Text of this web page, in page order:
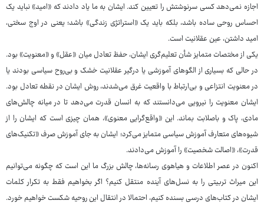
اجازه نمی‌دهد کسی سرنوشتش را تعیین کند. ایشان به ما یاد دادند که «امید» نباید یک
احساس روحی ساده باشد، بلکه باید یک «استراتژی زندگی» باشد؛ یعنی در اوج سختی،
امید داشتن، عین عقلانیت است.
یکی از مختصات متمایز شأن تعلیم‌گری ایشان، حفظ تعادل میان «عقل» و «معنویت» بود.
در حالی که بسیاری از الگوهای آموزشی یا درگیر عقلانیت خشک و بی‌روح سیاسی بودند یا
در معنویت انتزاعی و بی‌ارتباط با واقعیت غرق می‌شدند، روش ایشان در نقطه تعادل بود.
ایشان معنویت را نیرویی می‌دانستند که به انسان قدرت می‌دهد تا در میانه چالش‌های
مادی، پاک و باصلابت بماند. این «واقع‌گرایی معنوی»، همان چیزی است که ایشان را از
شیوه‌های متعارف آموزش سیاسی متمایز می‌کرد؛ ایشان به جای آموزش صرف «تکنیک‌های
قدرت»، «اصالت شخصیت» را آموزش می‌دادند.
اکنون در عصر اطلاعات و هیاهوی رسانه‌ها، چالش بزرگ ما این است که چگونه می‌توانیم
این میراث تربیتی را به نسل‌های آینده منتقل کنیم؟ اگر بخواهیم فقط به تکرار کلمات
ایشان در کتاب‌های درسی بسنده کنیم، احتمالا در انتقال این روحیه شکست خواهیم خورد.